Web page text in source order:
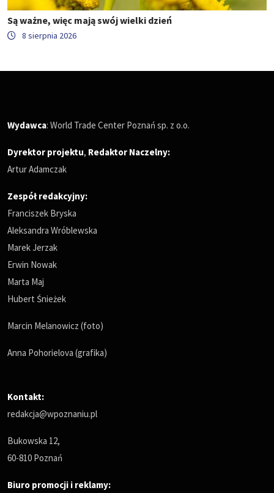
Są ważne, więc mają swój wielki dzień
8 sierpnia 2026
Wydawca: World Trade Center Poznań sp. z o.o.
Dyrektor projektu, Redaktor Naczelny:
Artur Adamczak
Zespół redakcyjny:
Franciszek Bryska
Aleksandra Wróblewska
Marek Jerzak
Erwin Nowak
Marta Maj
Hubert Śnieżek
Marcin Melanowicz (foto)
Anna Pohorielova (grafika)
Kontakt:
redakcja@wpoznaniu.pl
Bukowska 12,
60-810 Poznań
Biuro promocji i reklamy: